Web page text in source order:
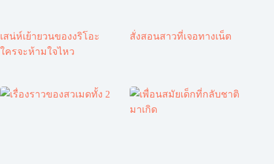
เสน่ห์เย้ายวนของงริโอะ
ใครจะห้ามใจไหว
สั่งสอนสาวที่เจอทางเน็ต